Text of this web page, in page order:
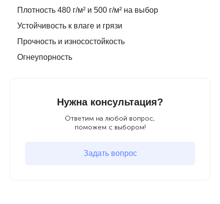
Плотность 480 г/м² и 500 г/м² на выбор
Устойчивость к влаге и грязи
Прочность и износостойкость
Огнеупорность
Нужна консультация?
Ответим на любой вопрос,
поможем с выбором!
Задать вопрос